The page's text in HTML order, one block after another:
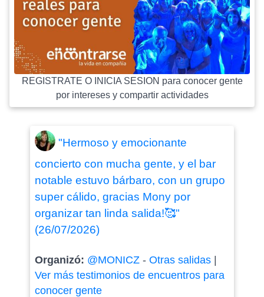
REGISTRATE O INICIA SESION para conocer gente
por intereses y compartir actividades
"Hermoso y emocionante
concierto con mucha gente, y el bar
notable estuvo bárbaro, con un grupo
super cálido, gracias Mony por
organizar tan linda salida!🥰"
(26/07/2026)
Organizó: @MONICZ- Otras salidas|
Ver más testimonios de encuentros para
conocer gente